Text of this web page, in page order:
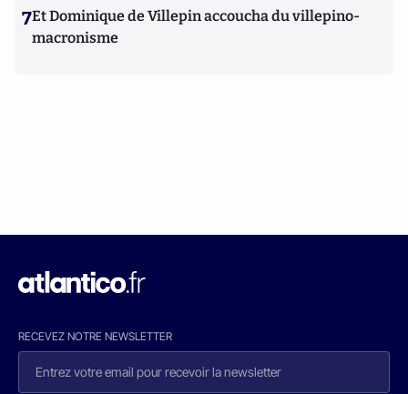
7Et Dominique de Villepin accoucha du villepino-
macronisme
RECEVEZ NOTRE NEWSLETTER